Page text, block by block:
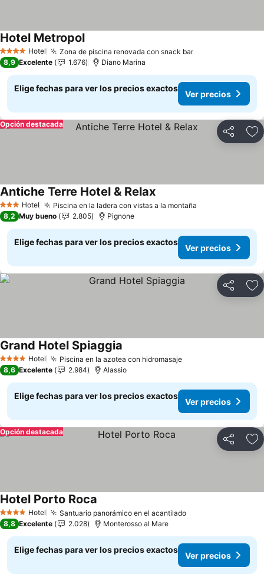
4 EstrellasHotel Zona de piscina renovada con snack bar
Hotel Metropol
8,9 Excelente 1.676 Diano Marina
Elige fechas para ver los precios exactos
Ver precios
Compartir
Opción destacada
3 Estrellas
Hotel Piscina en la ladera con vistas a la montaña
Antiche Terre Hotel & Relax
8,2 Muy bueno 2.805 Pignone
Elige fechas para ver los precios exactos
Ver precios
Compartir
4 EstrellasHotel Piscina en la azotea con hidromasaje
Grand Hotel Spiaggia
8,6 Excelente 2.984 Alassio
Elige fechas para ver los precios exactos
Ver precios
Compartir
Opción destacada
4 EstrellasHotel Santuario panorámico en el acantilado
Hotel Porto Roca
8,8 Excelente 2.028 Monterosso al Mare
Elige fechas para ver los precios exactos
Ver precios